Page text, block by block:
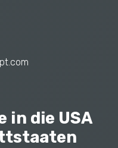
in die USA